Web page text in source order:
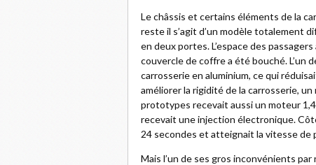
Le châssis et certains éléments de la
reste il s’agit d’un modèle totalement
en deux portes. L’espace des
couvercle de coffre a été bouché. L’un
carrosserie en aluminium, ce qui
améliorer la rigidité de la carrosserie,
prototypes recevait aussi un moteur
recevait une injection électronique.
24 secondes et atteignait la vitesse de
Mais l’un de ses gros inconvénients